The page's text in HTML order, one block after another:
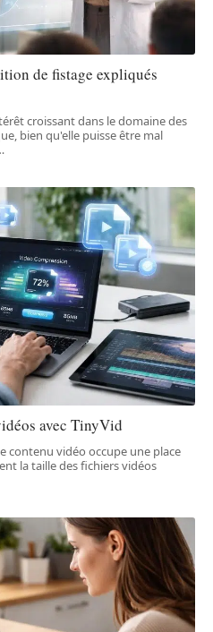
de fistage expliqués
croissant dans le domaine des
bien qu'elle puisse être mal
avec TinyVid
contenu vidéo occupe une place
la taille des fichiers vidéos